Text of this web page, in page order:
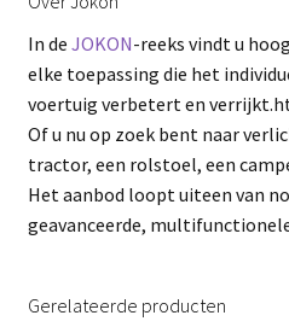
In de JOKON-reeks vindt u
elke toepassing die het
voertuig verbetert en
Of u nu op zoek bent naar
tractor, een rolstoel, een
Het aanbod loopt uiteen van
geavanceerde,
Gerelateerde producten